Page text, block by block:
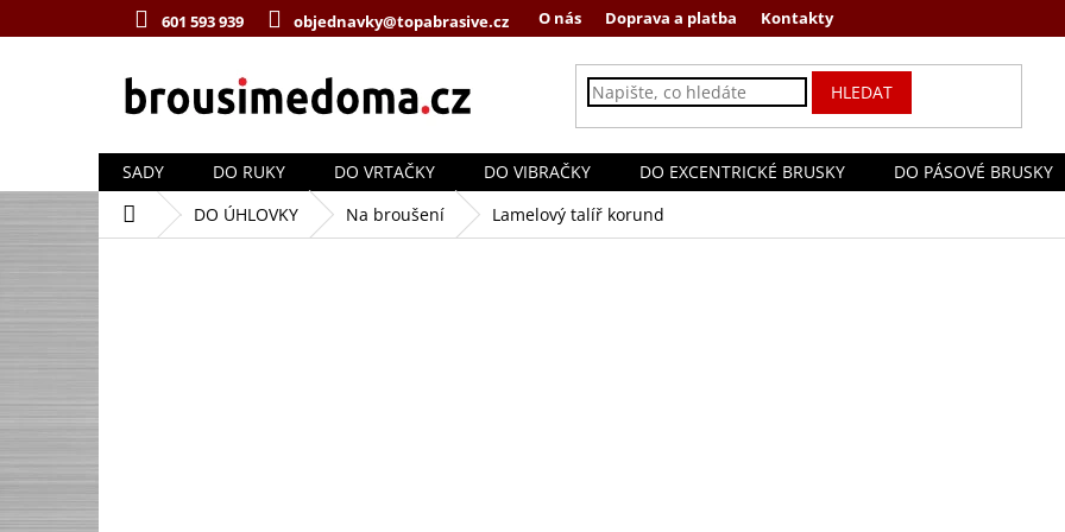
na
601 593 939 objednavky@topabrasive.cz O nás Doprava a platba Kontakty
HLEDAT
SADY DO RUKY DO VRTAČKY DO VIBRAČKY DO EXCENTRICKÉ BRUSKY DO PÁSOVÉ BRUSKY
Domů DO ÚHLOVKY Na broušení Lamelový talíř korund